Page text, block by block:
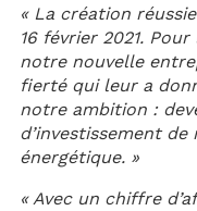
« La création
16 février 2021.
notre nouvelle
fierté qui leur a
notre ambition :
d’investissement
énergétique. »
« Avec un chiffre